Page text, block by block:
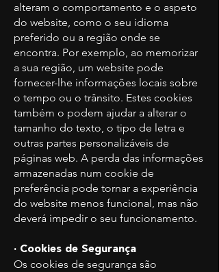
alteram o comportamento e o aspeto
do website, como o seu idioma
preferido ou a região onde se
encontra. Por exemplo, ao memorizar
a sua região, um website pode
fornecer-lhe informações locais sobre
o tempo ou o trânsito. Estes cookies
também o podem ajudar a alterar o
tamanho do texto, o tipo de letra e
outras partes personalizáveis de
páginas web. A perda das informações
armazenadas num cookie de
preferência pode tornar a experiência
do website menos funcional, mas não
deverá impedir o seu funcionamento.
· Cookies de Segurança
Os cookies de segurança são